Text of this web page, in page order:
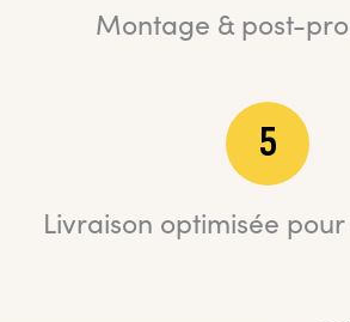
Montage & post-
5
Livraison optimisée